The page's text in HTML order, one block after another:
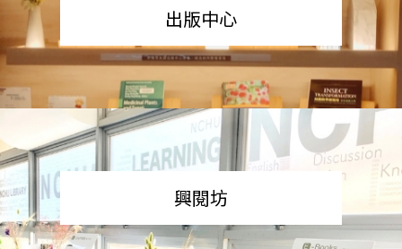
出版中心
興閱坊